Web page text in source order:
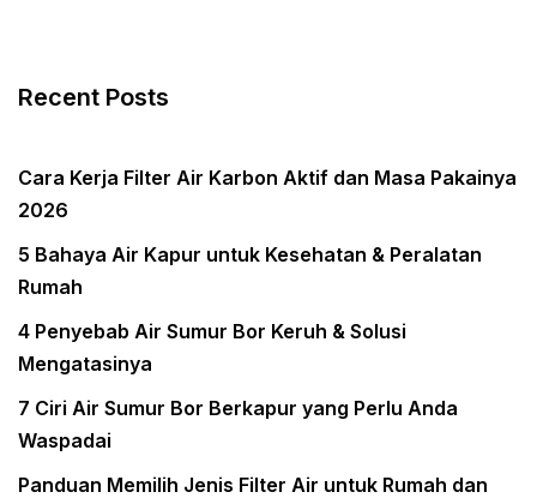
Recent Posts
Cara Kerja Filter Air Karbon Aktif dan Masa Pakainya
2026
5 Bahaya Air Kapur untuk Kesehatan & Peralatan
Rumah
4 Penyebab Air Sumur Bor Keruh & Solusi
Mengatasinya
7 Ciri Air Sumur Bor Berkapur yang Perlu Anda
Waspadai
Panduan Memilih Jenis Filter Air untuk Rumah dan